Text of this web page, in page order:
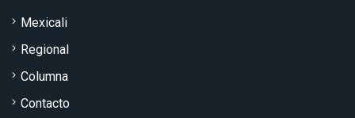
Mexicali
Regional
Columna
Contacto